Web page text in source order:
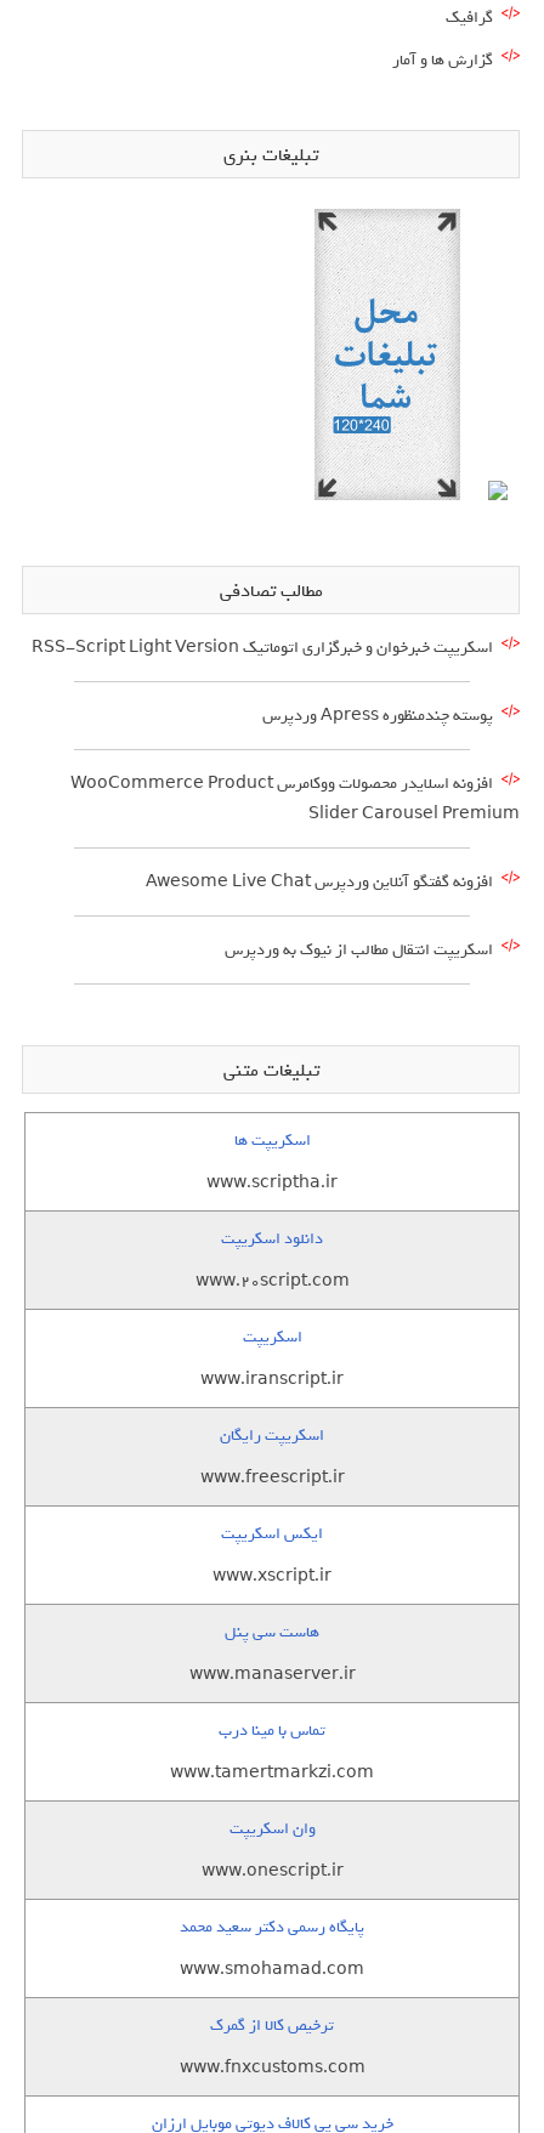
گرافیک
گزارش ها و آمار
تبلیغات بنری
مطالب تصادفی
اسکریپت خبرخوان و خبرگزاری اتوماتیک RSS-Script Light Version
پوسته چندمنظوره Apress وردپرس
افزونه اسلایدر محصولات ووکامرس WooCommerce Product
Slider Carousel Premium
افزونه گفتگو آنلاین وردپرس Awesome Live Chat
اسکریپت انتقال مطالب از نیوک به وردپرس
تبلیغات متنی
اسکریپت ها
www.scriptha.ir
دانلود اسکریپت
www.20script.com
اسکریپت
www.iranscript.ir
اسکریپت رایگان
www.freescript.ir
ایکس اسکریپت
www.xscript.ir
هاست سی پنل
www.manaserver.ir
تماس با مینا درب
www.tamertmarkzi.com
وان اسکریپت
www.onescript.ir
پایگاه رسمی دکتر سعید محمد
www.smohamad.com
ترخیص کالا از گمرک
www.fnxcustoms.com
خرید سی پی کالاف دیوتی موبایل ارزان